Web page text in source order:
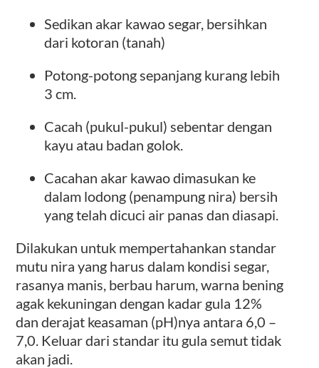
Sedikan akar kawao segar, bersihkan
dari kotoran (tanah)
Potong-potong sepanjang kurang lebih
3 cm.
Cacah (pukul-pukul) sebentar dengan
kayu atau badan golok.
Cacahan akar kawao dimasukan ke
dalam lodong (penampung nira) bersih
yang telah dicuci air panas dan diasapi.
Dilakukan untuk mempertahankan standar
mutu nira yang harus dalam kondisi segar,
rasanya manis, berbau harum, warna bening
agak kekuningan dengan kadar gula 12%
dan derajat keasaman (pH)nya antara 6,0 –
7,0. Keluar dari standar itu gula semut tidak
akan jadi.